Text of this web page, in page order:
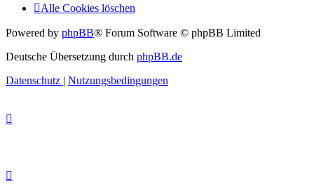
Alle Cookies löschen
Powered by phpBB® Forum Software © phpBB Limited
Deutsche Übersetzung durch phpBB.de
Datenschutz | Nutzungsbedingungen